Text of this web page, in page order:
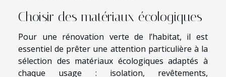
Choisir des matériaux écologiques
Pour une rénovation verte de l’habitat, il est
essentiel de prêter une attention particulière à la
sélection des matériaux écologiques adaptés à
chaque usage : isolation, revêtements,